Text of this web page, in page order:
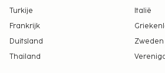
Turkije
Italië
Frankrijk
Duitsland
Zweden
Thailand